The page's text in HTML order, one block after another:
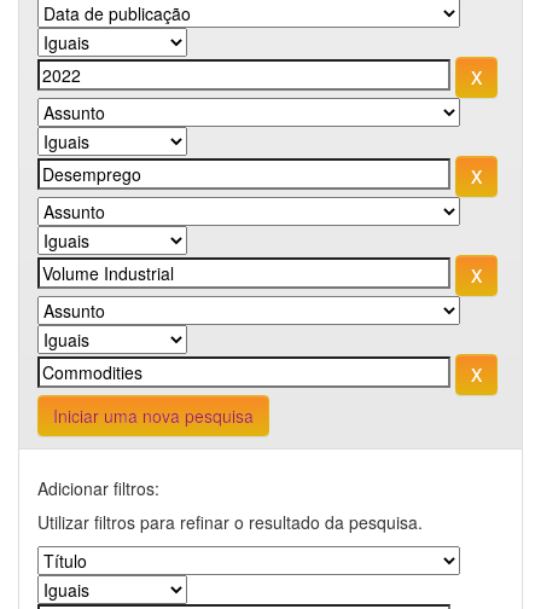
Iniciar uma nova pesquisa
Adicionar filtros:
Utilizar filtros para refinar o resultado da pesquisa.